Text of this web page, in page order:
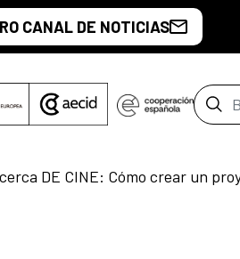
CANAL DE NOTICIAS